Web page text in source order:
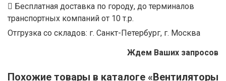
Бесплатная доставка по городу, до терминалов
транспортных компаний от 10 т.р.
Отгрузка со складов: г. Санкт-Петербург, г. Москва
Ждем Ваших запросов
Похожие товары в каталоге «Вентиляторы